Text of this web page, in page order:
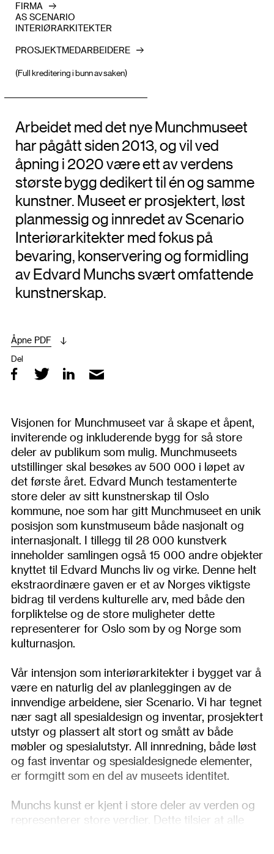
FIRMA
AS SCENARIO
INTERIØRARKITEKTER
PROSJEKTMEDARBEIDERE
(Full kreditering i bunn av saken)
Arbeidet med det nye Munchmuseet
har pågått siden 2013, og vil ved
åpning i 2020 være ett av verdens
største bygg dedikert til én og samme
kunstner. Museet er prosjektert, løst
planmessig og innredet av Scenario
Interiørarkitekter med fokus på
bevaring, konservering og formidling
av Edvard Munchs svært omfattende
kunstnerskap.
Åpne PDF
Del
Visjonen for Munchmuseet var å skape et åpent,
inviterende og inkluderende bygg for så store
deler av publikum som mulig. Munchmuseets
utstillinger skal besøkes av 500 000 i løpet av
det første året. Edvard Munch testamenterte
store deler av sitt kunstnerskap til Oslo
kommune, noe som har gitt Munchmuseet en unik
posisjon som kunstmuseum både nasjonalt og
internasjonalt. I tillegg til 28 000 kunstverk
inneholder samlingen også 15 000 andre objekter
knyttet til Edvard Munchs liv og virke. Denne helt
ekstraordinære gaven er et av Norges viktigste
bidrag til verdens kulturelle arv, med både den
forpliktelse og de store muligheter dette
representerer for Oslo som by og Norge som
kulturnasjon.
Vår intensjon som interiørarkitekter i bygget var å
være en naturlig del av planleggingen av de
innvendige arbeidene, sier Scenario. Vi har tegnet
nær sagt all spesialdesign og inventar, prosjektert
utstyr og plassert alt stort og smått av både
møbler og spesialutstyr. All innredning, både løst
og fast inventar og spesialdesignede elementer,
er formgitt som en del av museets identitet.
Munchs kunst er kjent i store deler av verden og
representerer store verdier. Dette tilsier at alle